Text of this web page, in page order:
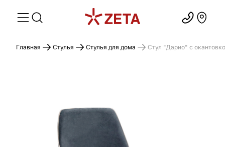
Главная Стулья Стулья для дома Стул "Дарио" с